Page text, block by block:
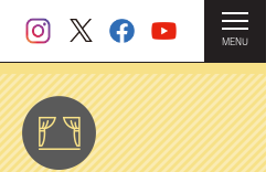
MENU